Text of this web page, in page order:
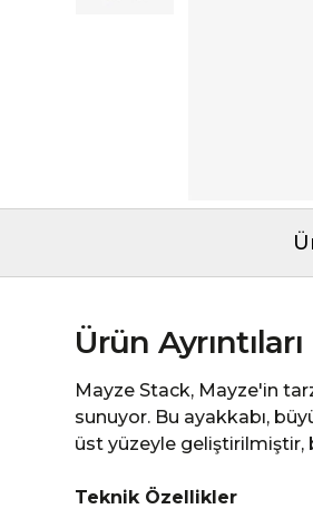
Ürün Ayrıntıları
Mayze Stack, Mayze'in
sunuyor. Bu ayakkabı,
üst yüzeyle geliştirilmiştir,
Teknik Özellikler